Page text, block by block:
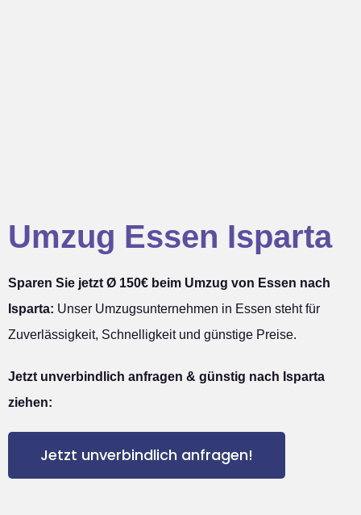
Umzug Essen Isparta
Sparen Sie jetzt Ø 150€ beim Umzug von Essen nach
Isparta: Unser Umzugsunternehmen in Essen steht für
Zuverlässigkeit, Schnelligkeit und günstige Preise.
Jetzt unverbindlich anfragen & günstig nach Isparta
ziehen:
Jetzt unverbindlich anfragen!